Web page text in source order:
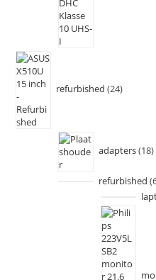
refurbished 24
adapters 18
refurbished